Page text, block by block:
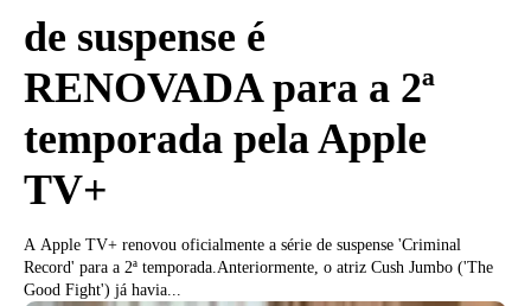
de suspense é
RENOVADA para a 2ª
temporada pela Apple
TV+
A Apple TV+ renovou oficialmente a série de suspense 'Criminal
Record' para a 2ª temporada.Anteriormente, o atriz Cush Jumbo ('The
Good Fight') já havia...